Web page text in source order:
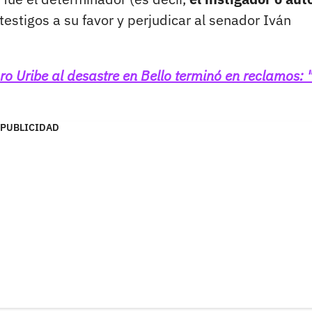
a su favor y perjudicar al senador Iván
Uribe al desastre en Bello terminó en reclamos:
PUBLICIDAD